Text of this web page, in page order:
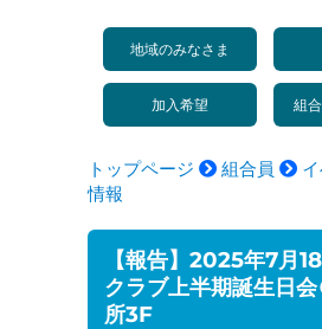
地域のみなさま
加入希望 組
トップページ 組合員
情報
【報告】2025年7月
クラブ上半期誕生日
所3F